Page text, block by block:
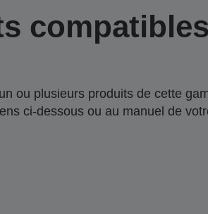
compatibles
ou plusieurs produits de cette
ci-dessous ou au manuel de